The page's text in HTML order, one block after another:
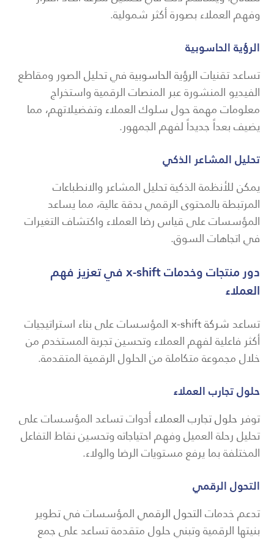
وفهم العملاء بصورة أكثر شمولية.
الرؤية الحاسوبية
تساعد تقنياتالرؤية الحاسوبيةفي تحليل الصور ومقاطع
الفيديو المنشورة عبر المنصات الرقمية واستخراج
معلومات مهمة حول سلوك العملاء وتفضيلاتهم، مما
يضيف بعداً جديداً لفهم الجمهور.
تحليل المشاعر الذكي
يمكن للأنظمة الذكية تحليل المشاعر والانطباعات
المرتبطة بالمحتوى الرقمي بدقة عالية، مما يساعد
المؤسسات على قياس رضا العملاء واكتشاف التغيرات
في اتجاهات السوق.
دور منتجات وخدمات x-shift في تعزيز فهم
العملاء
تساعدشركة x-shift
المؤسسات على بناء استراتيجيات
أكثر فاعلية لفهم العملاء وتحسين تجربة المستخدم من
خلال مجموعة متكاملة من الحلول الرقمية المتقدمة.
حلول تجارب العملاء
توفر حلول تجارب العملاءأدوات تساعد المؤسسات على
تحليل رحلة العميل وفهم احتياجاته وتحسين نقاط التفاعل
المختلفة بما يرفع مستويات الرضا والولاء.
التحول الرقمي
تدعم خدماتالتحول الرقميالمؤسسات في تطوير
بنيتها الرقمية وتبني حلول متقدمة تساعد على جمع